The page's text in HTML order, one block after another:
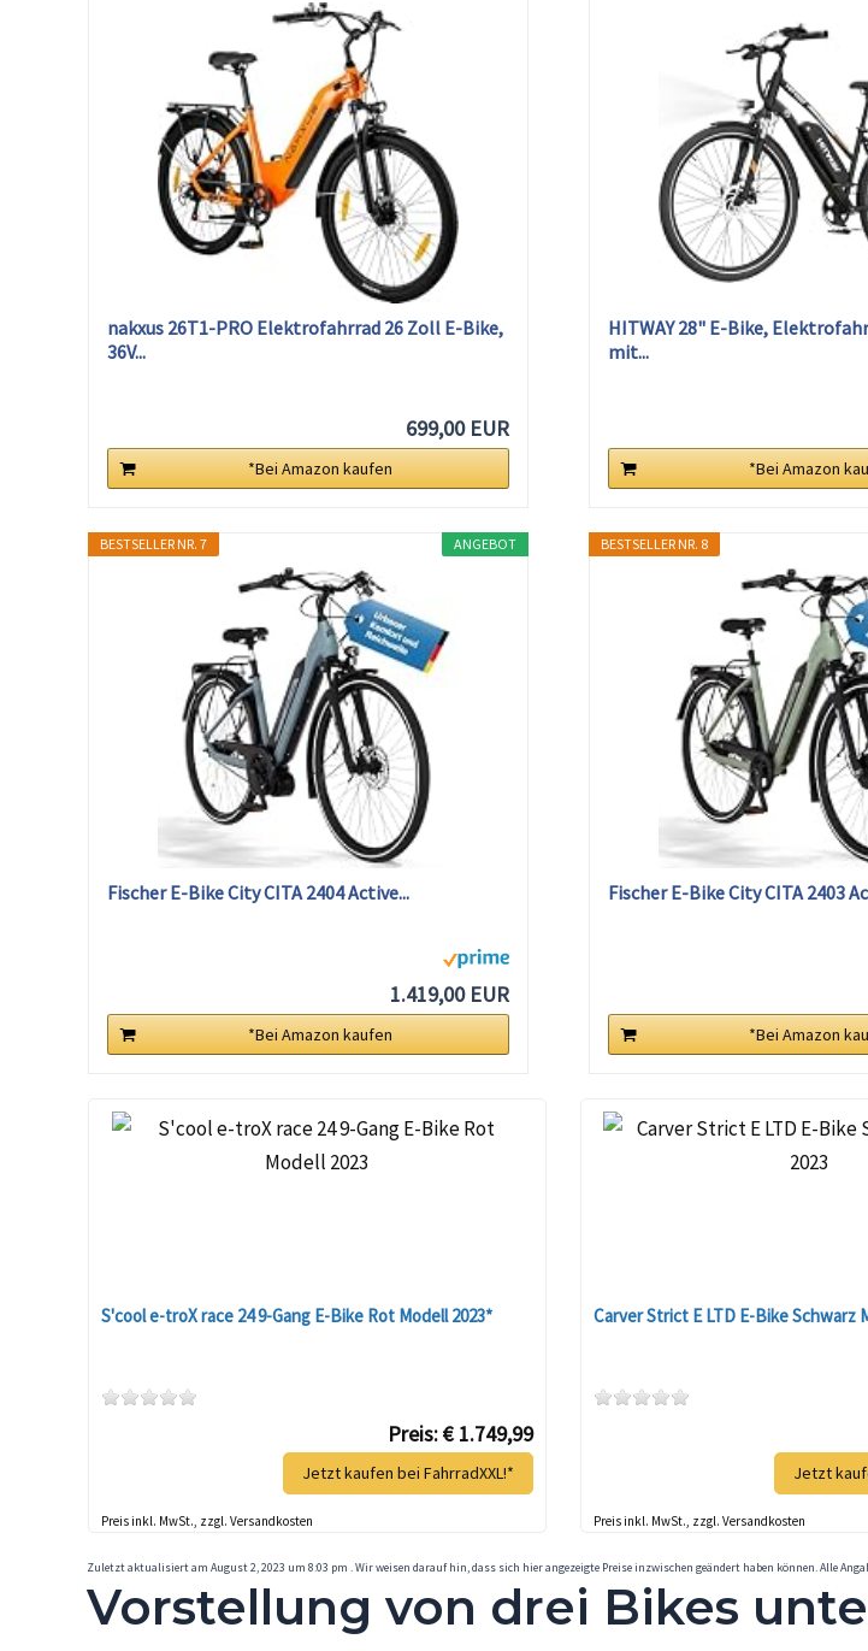
nakxus 26T1-PRO Elektrofahrrad 26 Zoll E-Bike,
36V...
699,00 EUR
*Bei Amazon kaufen
HITWAY 28" E-Bike,
mit...
*Bei Amazon
ANGEBOT
BESTSELLER NR. 7
Fischer E-Bike City CITA 2404 Active...
1.419,00 EUR
*Bei Amazon kaufen
BESTSELLER NR. 8
Fischer E-Bike City CITA 2403
*Bei Amazon
S'cool e-troX race 24 9-Gang E-Bike Rot Modell 2023*
Preis: € 1.749,99
Jetzt kaufen bei FahrradXXL!*
Preis inkl. MwSt., zzgl. Versandkosten
Carver Strict E LTD E-Bike Schwarz
Jetzt
Preis inkl. MwSt., zzgl. Versandkosten
Zuletzt aktualisiert am August 2, 2023 um 8:03 pm . Wir weisen darauf hin, dass sich hier angezeigte Preise inzwischen geändert haben können. Alle
Vorstellung von drei Bikes